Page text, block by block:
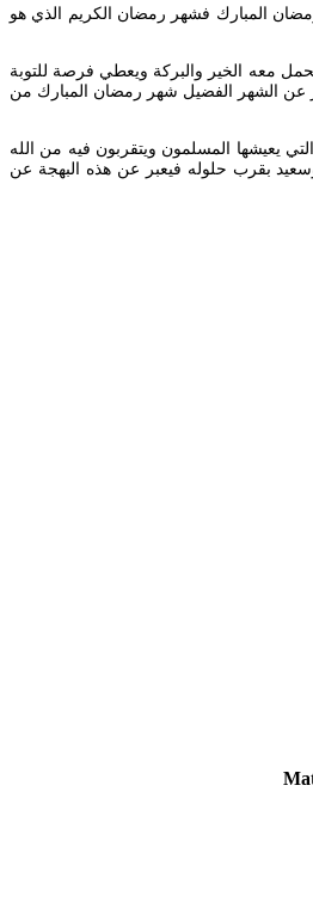
الطويل لقدوم شهر رمضان المبارك فشهر رمضان الكريم الذي هو
معه الخير والبركة ويعطي فرصة للتوبة
عن الشهر الفضيل شهر رمضان المبارك من
يعيشها المسلمون ويتقربون فيه من الله
بقرب حلوله فيعبر عن هذه البهجة عن